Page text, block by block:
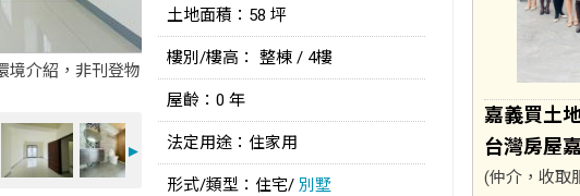
境介紹，非刊登物
►
土地面積：58 坪
樓別/樓高： 整棟 / 4樓
屋齡：0 年
法定用途：住家用
形式/類型：住宅/ 別墅
嘉義買土
台灣房屋
(仲介，收取